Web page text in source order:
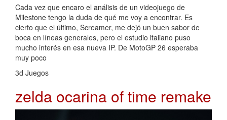
Cada vez que encaro el análisis de un videojuego de
Milestone tengo la duda de qué me voy a encontrar. Es
cierto que el último, Screamer, me dejó un buen sabor de
boca en líneas generales, pero el estudio italiano puso
mucho interés en esa nueva IP. De MotoGP 26 esperaba
muy poco
3d Juegos
zelda ocarina of time remake